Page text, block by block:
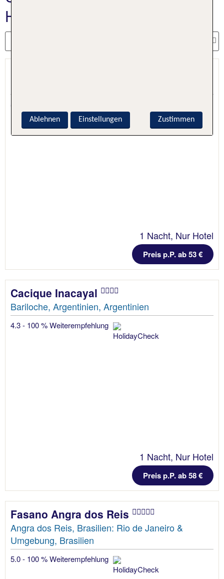
Hotelangebote
5.1 - 100 % Weiterempfehlung
1 Nacht, Nur Hotel
Preis p.P. ab 53 €
Cacique Inacayal
Bariloche, Argentinien, Argentinien
4.3 - 100 % Weiterempfehlung
1 Nacht, Nur Hotel
Preis p.P. ab 58 €
Fasano Angra dos Reis
Angra dos Reis, Brasilien: Rio de Janeiro &
Umgebung, Brasilien
5.0 - 100 % Weiterempfehlung
Zustimmen
Ablehnen Einstellungen